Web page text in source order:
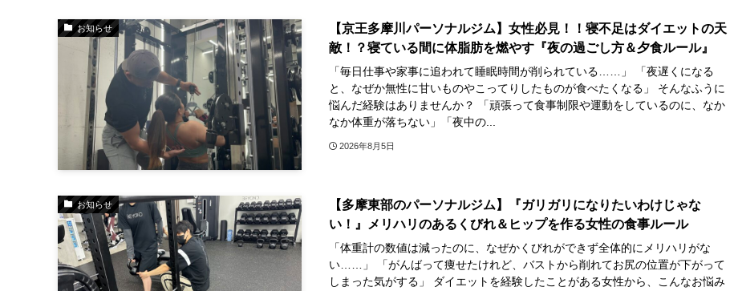
お知らせ
【京王多摩川パーソナルジム】女性必見！！寝不足はダイエットの天
敵！？寝ている間に体脂肪を燃やす『夜の過ごし方＆夕食ルール』
「毎日仕事や家事に追われて睡眠時間が削られている……」 「夜遅くになる
と、なぜか無性に甘いものやこってりしたものが食べたくなる」 そんなふうに
悩んだ経験はありませんか？ 「頑張って食事制限や運動をしているのに、なか
なか体重が落ちない」「夜中の...
2026年8月5日
お知らせ
【多摩東部のパーソナルジム】『ガリガリになりたいわけじゃな
い！』メリハリのあるくびれ＆ヒップを作る女性の食事ルール
「体重計の数値は減ったのに、なぜかくびれができず全体的にメリハリがな
い……」 「がんばって痩せたけれど、バストから削れてお尻の位置が下がって
しまった気がする」 ダイエットを経験したことがある女性から、こんなお悩み